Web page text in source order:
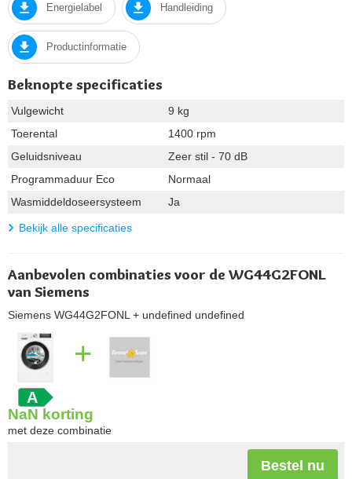
Energielabel Handleiding
Productinformatie
Beknopte specificaties
Vulgewicht
9 kg
Toerental
1400 rpm
Geluidsniveau
Zeer stil - 70 dB
Programmaduur Eco
Normaal
Wasmiddeldoseersysteem
Ja
Bekijk alle specificaties
Aanbevolen combinaties voor de WG44G2FONL
van Siemens
Siemens WG44G2FONL + undefined undefined
A
+
NaN korting
met deze combinatie
Bestel nu